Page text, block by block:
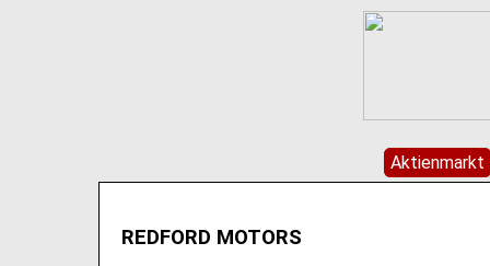
Aktienmarkt
REDFORD MOTORS